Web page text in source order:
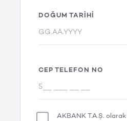
DOĞUM TARIHI
CEP TELEFON NO
AKBANK T.A.Ş.